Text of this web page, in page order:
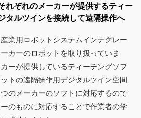
れぞれのメーカーが提供するティー
タルツインを接続して遠隔操作へ
業用ロボットシステムインテグレー
カーのロボットを取り扱っていま
ーが提供しているティーチングソフ
トの遠隔操作用デジタルツイン空間
のメーカーのソフトに対応するので
のものに対応することで作業者の学